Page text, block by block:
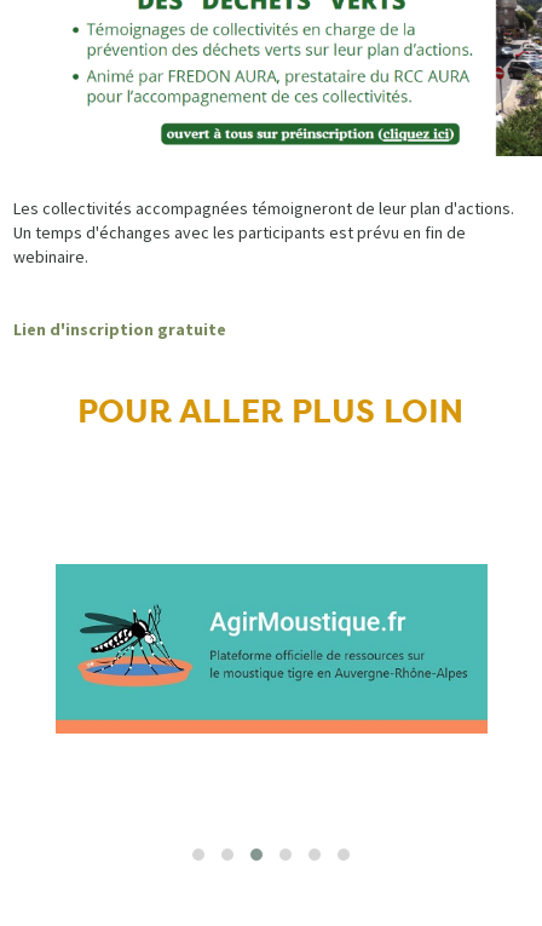
Les collectivités accompagnées témoigneront de leur plan d'actions.
Un temps d'échanges avec les participants est prévu en fin de
webinaire.
Lien d'inscription gratuite
POUR ALLER PLUS LOIN